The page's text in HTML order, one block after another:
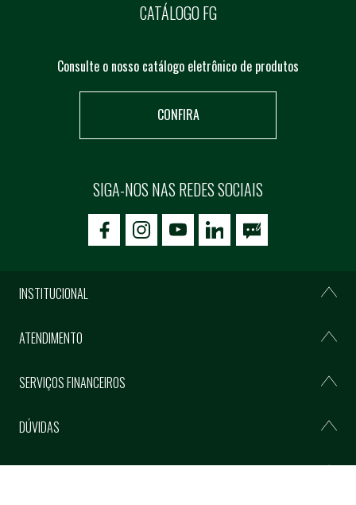
CATÁLOGO FG
Consulte o nosso catálogo eletrônico de produtos
CONFIRA
SIGA-NOS NAS REDES SOCIAIS
icon-facebookicon-social02icon-social03
INSTITUCIONAL
ATENDIMENTO
SERVIÇOS FINANCEIROS
DÚVIDAS